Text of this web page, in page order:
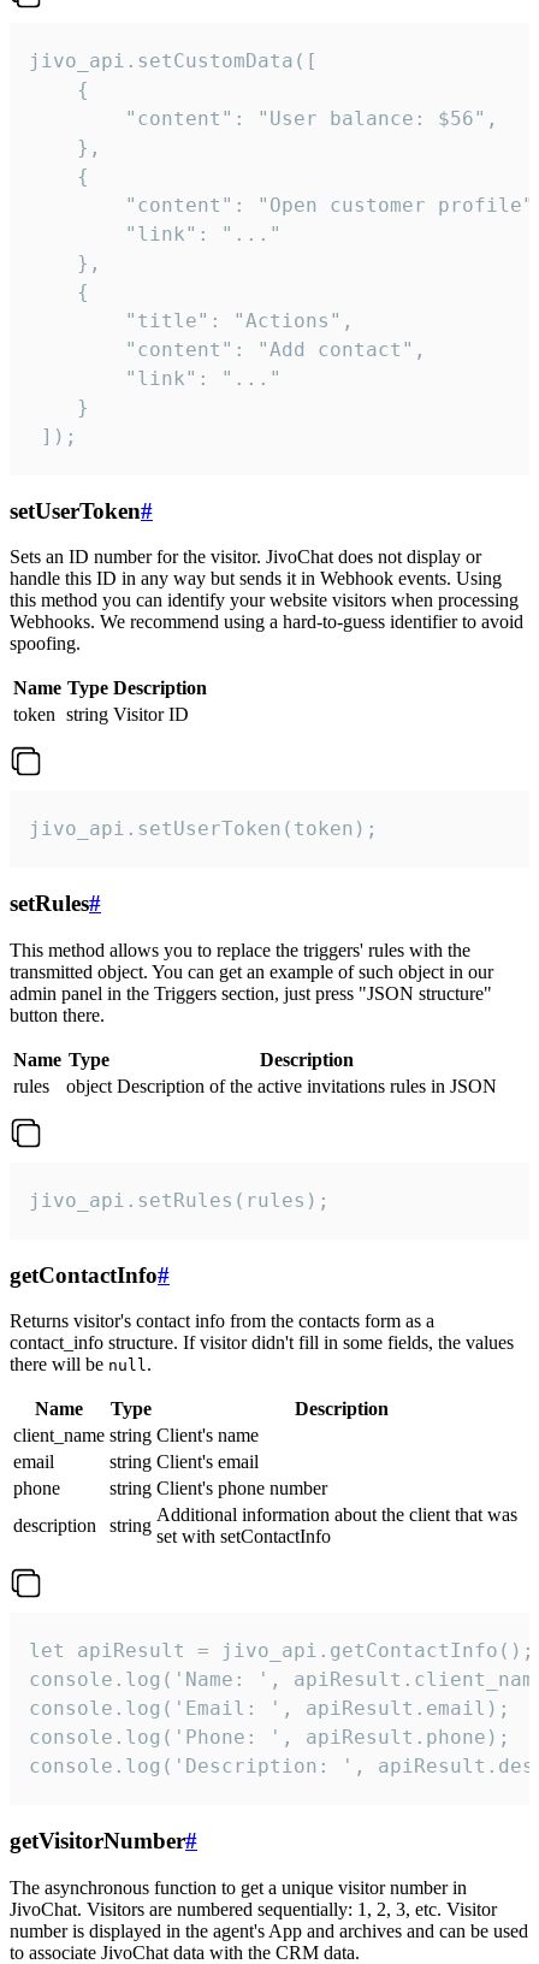
jivo_api.setCustomData([
    {
        "content": "User balance: $56",
    },
    {
"content": "Open customer
        "link": "..."
    },
    {
        "title": "Actions",
        "content": "Add contact",
        "link": "..."
    }
]);
setUserToken#
Sets an ID number for the visitor. JivoChat does not display or
handle this ID in any way but sends it in Webhook events. Using
this method you can identify your website visitors when processing
Webhooks. We recommend using a hard-to-guess identifier to avoid
spoofing.
Name Type Description
token string Visitor ID
jivo_api.setUserToken(token);
setRules#
This method allows you to replace the triggers' rules with the
transmitted object. You can get an example of such object in our
admin panel in the Triggers section, just press "JSON structure"
button there.
Name Type
Description
rules
object Description of the active invitations rules in JSON
jivo_api.setRules(rules);
getContactInfo#
Returns visitor's contact info from the contacts form as a
contact_info structure. If visitor didn't fill in some fields, the values
there will be null.
Name Type
Description
client_name string Client's name
email
string Client's email
phone
string Client's phone number
description
string
Additional information about the client that was
set with setContactInfo
let apiResult = jivo_api.getContactInfo();
console.log('Name: ',
console.log('Email: ', apiResult.email);
console.log('Phone: ', apiResult.phone);
console.log('Description: ',
getVisitorNumber#
The asynchronous function to get a unique visitor number in
JivoChat. Visitors are numbered sequentially: 1, 2, 3, etc. Visitor
number is displayed in the agent's App and archives and can be used
to associate JivoChat data with the CRM data.